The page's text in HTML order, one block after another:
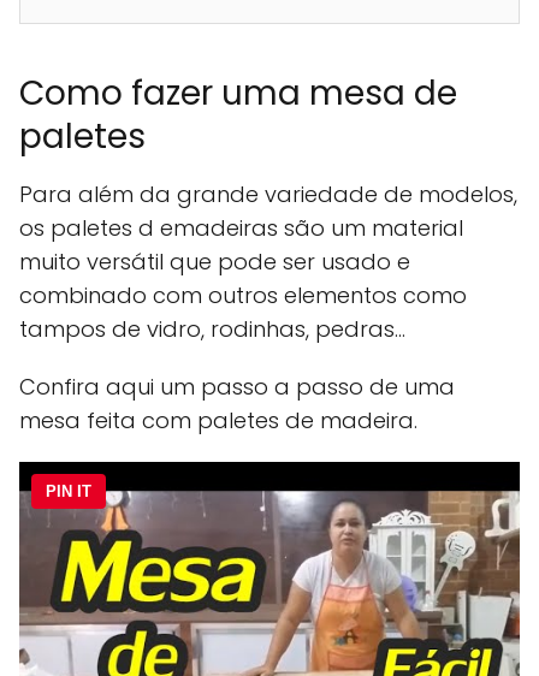
Como fazer uma mesa de
paletes
Para além da grande variedade de modelos,
os paletes d emadeiras são um material
muito versátil que pode ser usado e
combinado com outros elementos como
tampos de vidro, rodinhas, pedras…
Confira aqui um passo a passo de uma
mesa feita com paletes de madeira.
PIN IT